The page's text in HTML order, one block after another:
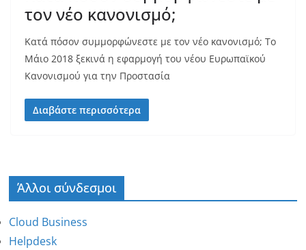
τον νέο κανονισμό;
Κατά πόσον συμμορφώνεστε με τον νέο κανονισμό; Το
Μάιο 2018 ξεκινά η εφαρμογή του νέου Ευρωπαϊκού
Κανονισμού για την Προστασία
Διαβάστε περισσότερα
Άλλοι σύνδεσμοι
Cloud Business
Helpdesk